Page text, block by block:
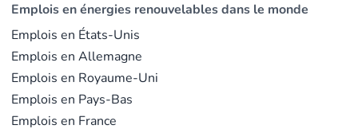
Emplois en énergies renouvelables dans le monde
Emplois en États-Unis
Emplois en Allemagne
Emplois en Royaume-Uni
Emplois en Pays-Bas
Emplois en France